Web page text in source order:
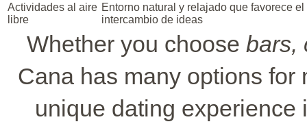
Actividades al aire
libre
Entorno natural y relajado que favorece el
intercambio de ideas
Whether you choose bars,
Cana has many options
unique dating experience